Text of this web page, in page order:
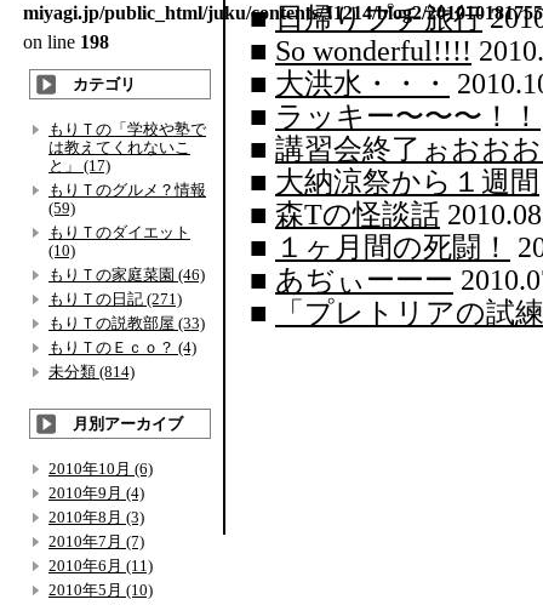
■日帰りプチ旅行
■ So wonderful!!!!
■ 大洪水・・・
■ ラッキー〜〜〜！！
■ 講習会終了ぉおお
■ 大納涼祭から１週間
■ 森Tの怪談話
■ １ヶ月間の死闘！
■ あぢぃーーー
■
「プレトリアの試
miyagi.jp/public_html/juku/contents/J1214/blog2/
on line 198
カテゴリ
もりＴの「学校や塾で
は教えてくれないこ
と」 (17)
もりＴのグルメ？情報
(59)
もりＴのダイエット
(10)
もりＴの家庭菜園 (46)
もりＴの日記 (271)
もりＴの説教部屋 (33)
もりＴのＥｃｏ？ (4)
未分類 (814)
月別アーカイブ
2010年10月 (6)
2010年9月 (4)
2010年8月 (3)
2010年7月 (7)
2010年6月 (11)
2010年5月 (10)